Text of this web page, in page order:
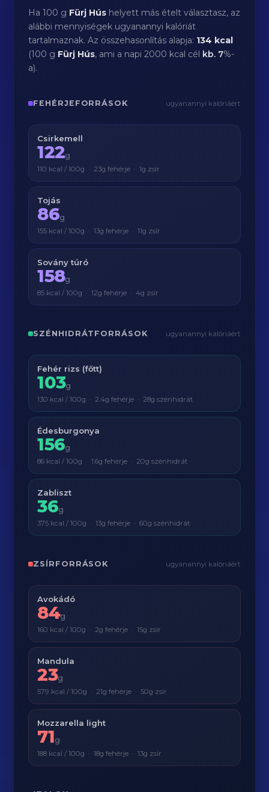
Ha 100 g Fürj Hús helyett más ételt választasz, az
alábbi mennyiségek ugyanannyi kalóriát
tartalmaznak. Az összehasonlítás alapja: 134 kcal
(100 g Fürj Hús, ami a napi 2000 kcal cél kb. 7%-
a).
FEHÉRJEFORRÁSOK ugyanannyi kalóriáért
Csirkemell
122g
110 kcal / 100g · 23g fehérje · 1g zsír
Tojás
86g
155 kcal / 100g · 13g fehérje · 11g zsír
Sovány túró
158g
85 kcal / 100g · 12g fehérje · 4g zsír
SZÉNHIDRÁTFORRÁSOK ugyanannyi kalóriáért
Fehér rizs (főtt)
103g
130 kcal / 100g · 2.4g fehérje · 28g szénhidrát
Édesburgonya
156g
86 kcal / 100g · 1.6g fehérje · 20g szénhidrát
Zabliszt
36g
375 kcal / 100g · 13g fehérje · 60g szénhidrát
ZSÍRFORRÁSOK ugyanannyi kalóriáért
Avokádó
84g
160 kcal / 100g · 2g fehérje · 15g zsír
Mandula
23g
579 kcal / 100g · 21g fehérje · 50g zsír
Mozzarella light
71g
188 kcal / 100g · 18g fehérje · 13g zsír